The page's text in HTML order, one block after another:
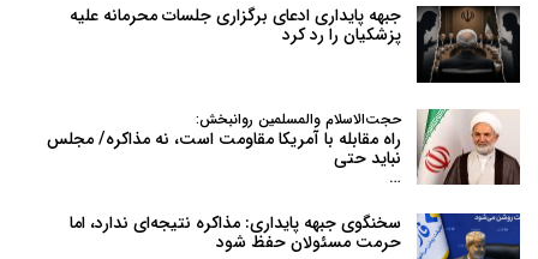
جبهه پایداری ادعای برگزاری جلسات محرمانه علیه
پزشکیان را رد کرد
حجت‌الاسلام والمسلمین روانبخش:
راه مقابله با آمریکا مقاومت است، نه مذاکره/ مجلس
نباید حتی
…
سخنگوی جبهه پایداری: مذاکره نتیجه‌ای ندارد، اما
حرمت مسئولان حفظ شود